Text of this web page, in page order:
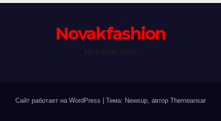
Novakfashion
Сайт работает на WordPress Тема: Newsup, автор Themeansar